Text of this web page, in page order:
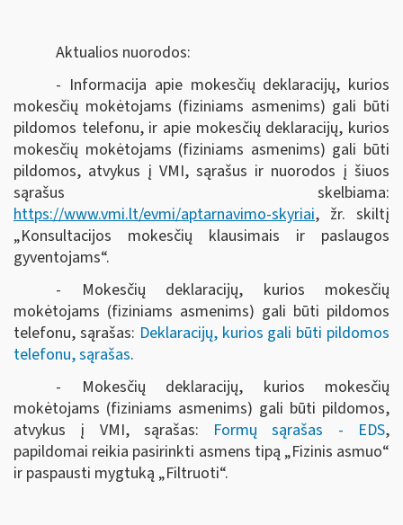
Aktualios nuorodos:
- Informacija apie mokesčių deklaracijų, kurios
mokesčių mokėtojams (fiziniams asmenims) gali būti
pildomos telefonu, ir apie mokesčių deklaracijų, kurios
mokesčių mokėtojams (fiziniams asmenims) gali būti
pildomos, atvykus į VMI, sąrašus ir nuorodos į šiuos
sąrašus skelbiama:
https://www.vmi.lt/evmi/aptarnavimo-skyriai, žr. skiltį
„Konsultacijos mokesčių klausimais ir paslaugos
gyventojams“.
- Mokesčių deklaracijų, kurios mokesčių
mokėtojams (fiziniams asmenims) gali būti pildomos
telefonu, sąrašas: Deklaracijų, kurios gali būti pildomos
telefonu, sąrašas.
- Mokesčių deklaracijų, kurios mokesčių
mokėtojams (fiziniams asmenims) gali būti pildomos,
atvykus į VMI, sąrašas: Formų sąrašas - EDS,
papildomai reikia pasirinkti asmens tipą „Fizinis asmuo“
ir paspausti mygtuką „Filtruoti“.